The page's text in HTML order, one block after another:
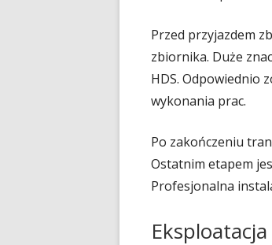
Przed przyjazdem
zbiornika. Duże
HDS. Odpowiednio
wykonania prac.
Po zakończeniu
Ostatnim etapem
Profesjonalna